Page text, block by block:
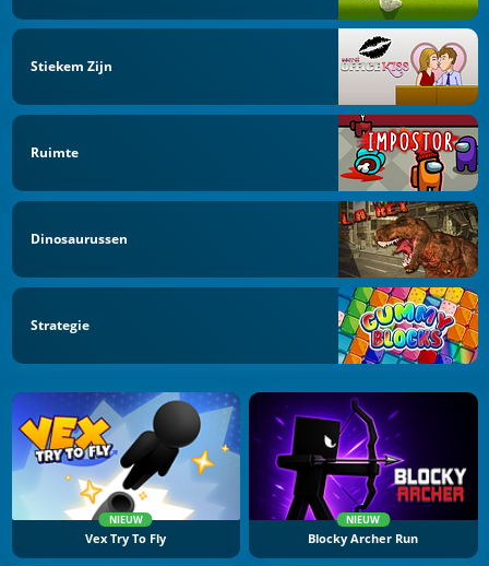
Stiekem Zijn
Ruimte
Dinosaurussen
Strategie
NIEUW
Vex Try To Fly
NIEUW
Blocky Archer Run